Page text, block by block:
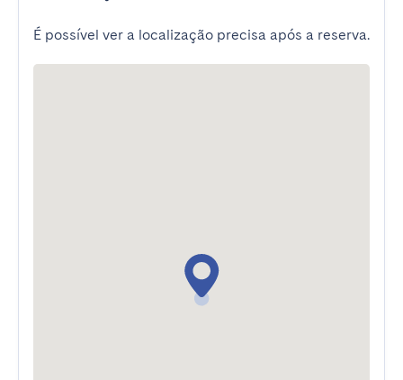
É possível ver a localização precisa após a reserva.